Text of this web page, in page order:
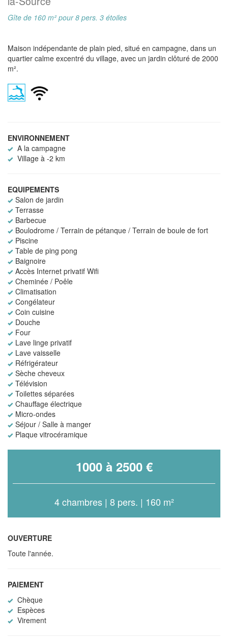
Gîte de 160 m² pour 8 pers. 3 étoiles
Maison indépendante de plain pied, situé en campagne, dans un
quartier calme excentré du village, avec un jardin clôturé de 2000
m².
ENVIRONNEMENT
A la campagne
Village à -2 km
EQUIPEMENTS
Salon de jardin
Terrasse
Barbecue
Boulodrome / Terrain de pétanque / Terrain de boule de fort
Piscine
Table de ping pong
Baignoire
Accès Internet privatif Wifi
Cheminée / Poêle
Climatisation
Congélateur
Coin cuisine
Douche
Four
Lave linge privatif
Lave vaisselle
Réfrigérateur
Sèche cheveux
Télévision
Toilettes séparées
Chauffage électrique
Micro-ondes
Séjour / Salle à manger
Plaque vitrocéramique
1000 à 2500 €
4 chambres | 8 pers. | 160 m²
OUVERTURE
Toute l'année.
PAIEMENT
Chèque
Espèces
Virement